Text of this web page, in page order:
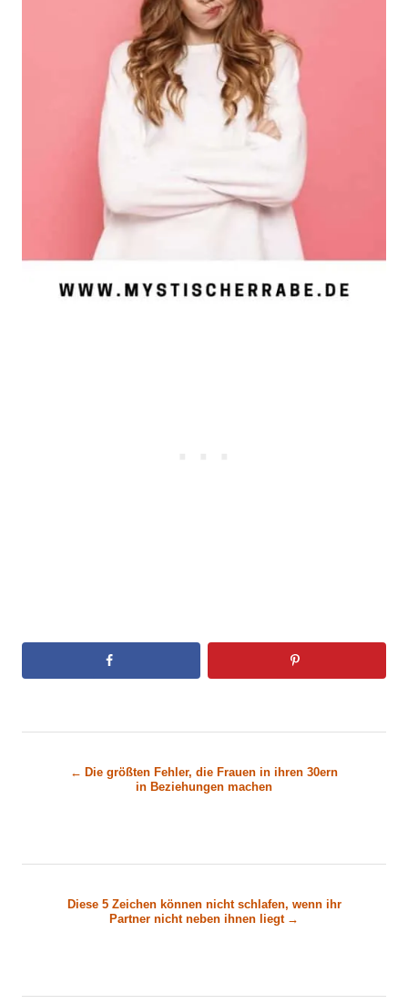
Die größten Fehler, die Frauen in ihren 30ern
in Beziehungen machen
Diese 5 Zeichen können nicht schlafen, wenn ihr
Partner nicht neben ihnen liegt